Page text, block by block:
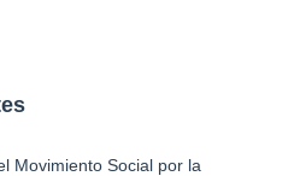
Movimiento Social por la